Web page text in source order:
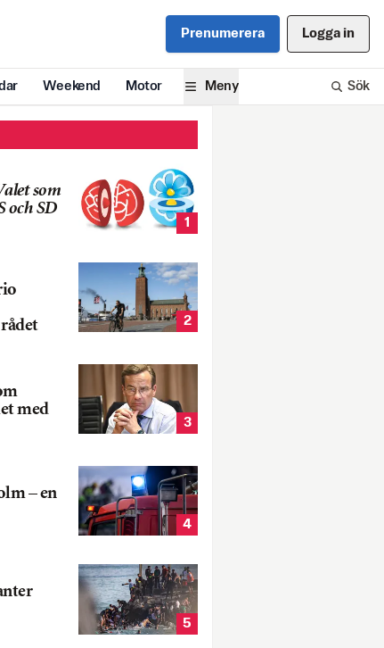
Prenumerera Logga in
Weekend Motor Meny Sök
som
och SD
1
2
med
3
– en
4
5